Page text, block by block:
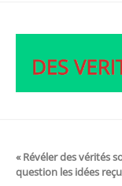
« Révéler des vérités
question les idées